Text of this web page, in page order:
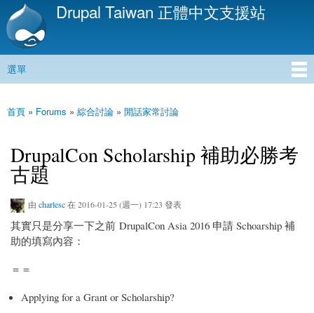
移
內
Drupal Taiwan 正體中文支援站
主選單
選單
您在這裡
首頁 » Forums » 綜合討論 » 閒話家常討論
DrupalCon Scholarship 補助必勝考
古題
由 charlesc在 2016-01-25 (週一) 17:23 發表
其實只是分享一下之前 DrupalCon Asia 2016 申請 Schoarship 補
助的填寫內容：
＝＝
Applying for a Grant or Scholarship?